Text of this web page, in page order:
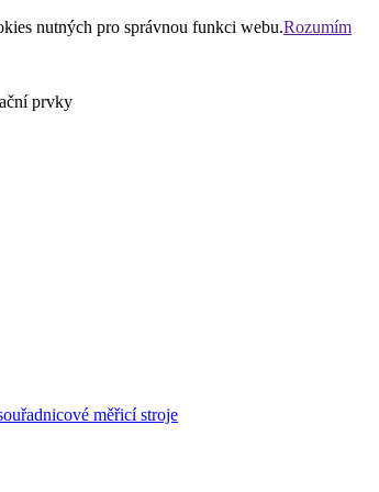
nutných pro správnou funkci webu.Rozumím
prvky
měřicí stroje